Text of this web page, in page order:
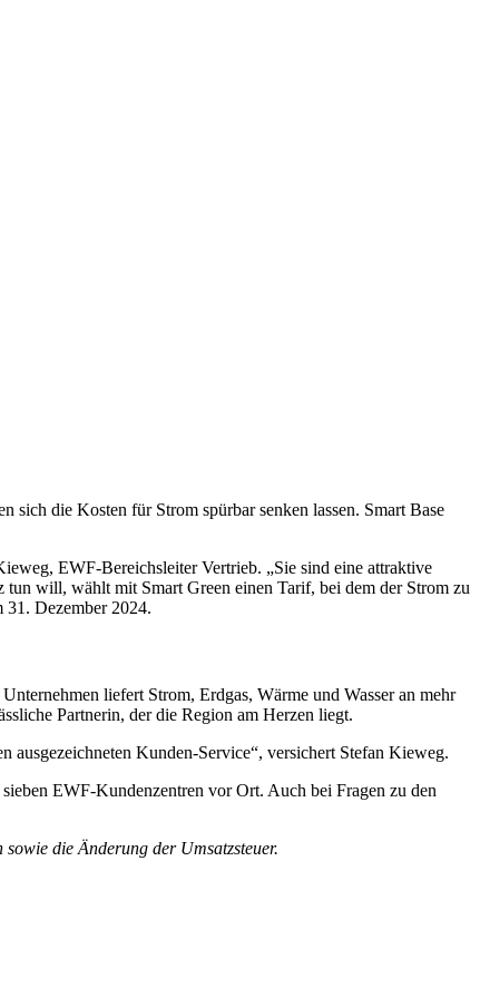
die Kosten für Strom spürbar senken lassen. Smart Base
EWF-Bereichsleiter Vertrieb. „Sie sind eine attraktive
will, wählt mit Smart Green einen Tarif, bei dem der Strom zu
31. Dezember 2024.
liefert Strom, Erdgas, Wärme und Wasser an mehr
Partnerin, der die Region am Herzen liegt.
ausgezeichneten Kunden-Service“, versichert Stefan Kieweg.
EWF-Kundenzentren vor Ort. Auch bei Fragen zu den
die Änderung der Umsatzsteuer.